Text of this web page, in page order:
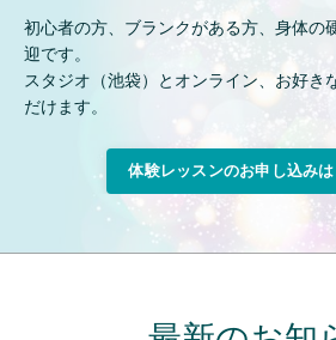
初心者の方、ブランクがある方、身体の
迎です。
スタジオ（池袋）とオンライン、お好き
だけます。
体験レッスンのお申し込み